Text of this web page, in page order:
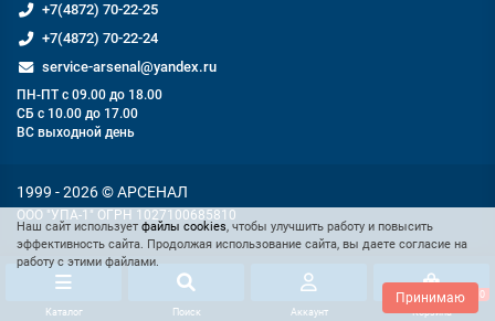
Наш сайт использует файлы cookies, чтобы улучшить работу и повысить
эффективность сайта. Продолжая использование сайта, вы даете согласие на
работу с этими файлами.
Принимаю
+7(4872) 70-22-25
+7(4872) 70-22-24
service-arsenal@yandex.ru
ПН-ПТ с 09.00 до 18.00
СБ с 10.00 до 17.00
ВС выходной день
1999 - 2026 © АРСЕНАЛ
ООО "УПА-1" ОГРН 1027100685810
Каталог Поиск Аккаунт
0
Корзина